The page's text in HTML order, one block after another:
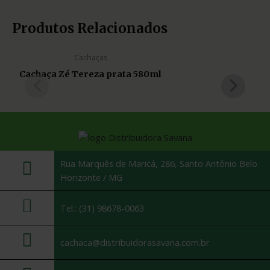
Produtos Relacionados
Cachaças
Cachaça Zé Tereza prata 580ml
Rua Marquês de Maricá, 286, Santo Antônio Belo
Horizonte / MG
Tel.: (31) 98678-0063
cachaca@distribuidorasavana.com.br